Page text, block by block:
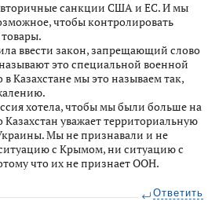
санкции США и ЕС. И мы
чтобы контролировать
ввести закон, запрещающий слово
это специальной военной
Казахстане мы это называем так,
хотела, чтобы мы были больше на
Казахстан уважает территориальную
Мы не признавали и не
с Крымом, ни ситуацию с
что их не признает ООН.
Ответить